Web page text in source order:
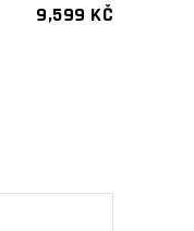
9,599 KČ